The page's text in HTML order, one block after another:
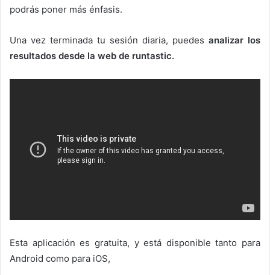
podrás poner más énfasis.
Una vez terminada tu sesión diaria, puedes analizar los
resultados desde la web de runtastic.
Esta aplicación es gratuita, y está disponible tanto para
Android como para iOS,